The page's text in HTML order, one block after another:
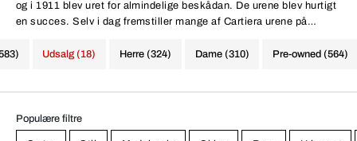
og i 1911 blev uret for almindelige beskådan. De urene blev hurtigt
en succes. Selv i dag fremstiller mange af Cartiera urene på
gang gjorde.
Herre (324) Dame (310) Pre-owned (564)
Udsalg (18)
Populære filtre